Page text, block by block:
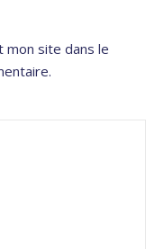
mon site dans le